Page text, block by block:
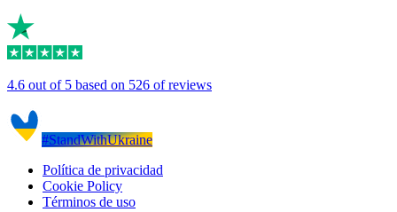
4.6 out of 5 based on 526 of reviews
#StandWithUkraine
Política de privacidad
Cookie Policy
Términos de uso